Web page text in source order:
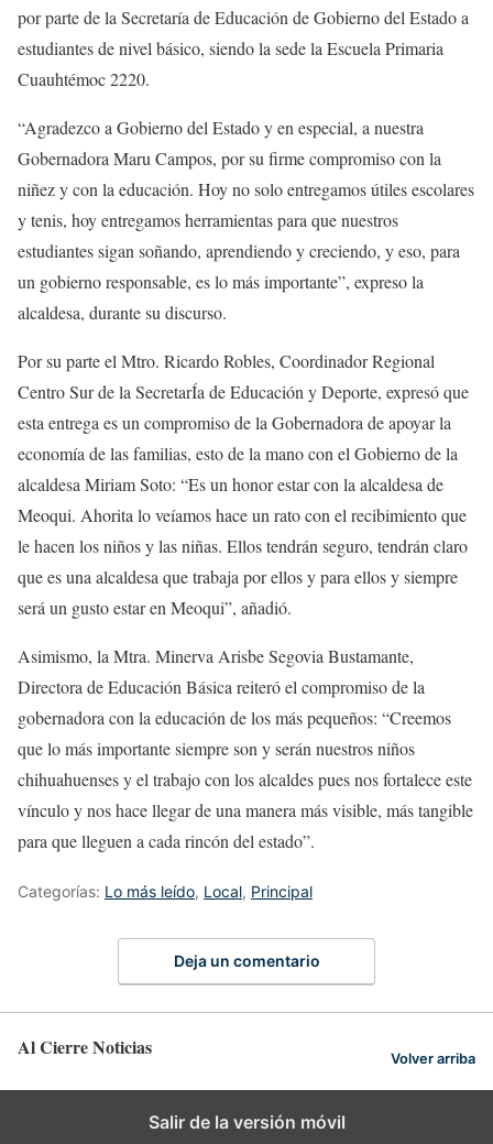
por parte de la Secretaría de Educación de Gobierno del Estado a
estudiantes de nivel básico, siendo la sede la Escuela Primaria
Cuauhtémoc 2220.
“Agradezco a Gobierno del Estado y en especial, a nuestra
Gobernadora Maru Campos, por su firme compromiso con la
niñez y con la educación. Hoy no solo entregamos útiles escolares
y tenis, hoy entregamos herramientas para que nuestros
estudiantes sigan soñando, aprendiendo y creciendo, y eso, para
un gobierno responsable, es lo más importante”, expreso la
alcaldesa, durante su discurso.
Por su parte el Mtro. Ricardo Robles, Coordinador Regional
Centro Sur de la SecretarÍa de Educación y Deporte, expresó que
esta entrega es un compromiso de la Gobernadora de apoyar la
economía de las familias, esto de la mano con el Gobierno de la
alcaldesa Miriam Soto: “Es un honor estar con la alcaldesa de
Meoqui. Ahorita lo veíamos hace un rato con el recibimiento que
le hacen los niños y las niñas. Ellos tendrán seguro, tendrán claro
que es una alcaldesa que trabaja por ellos y para ellos y siempre
será un gusto estar en Meoqui”, añadió.
Asimismo, la Mtra. Minerva Arisbe Segovia Bustamante,
Directora de Educación Básica reiteró el compromiso de la
gobernadora con la educación de los más pequeños: “Creemos
que lo más importante siempre son y serán nuestros niños
chihuahuenses y el trabajo con los alcaldes pues nos fortalece este
vínculo y nos hace llegar de una manera más visible, más tangible
para que lleguen a cada rincón del estado”.
Categorías: Lo más leído, Local, Principal
Deja un comentario
Al Cierre Noticias Volver arriba
Salir de la versión móvil